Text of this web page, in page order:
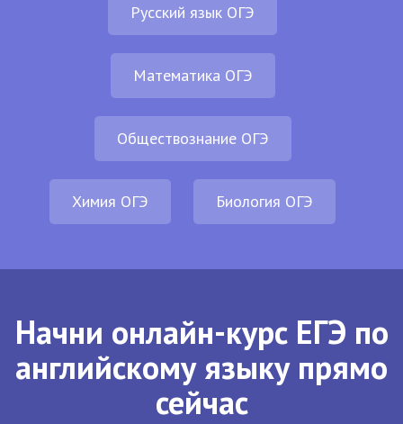
Русский язык ОГЭ
Математика ОГЭ
Обществознание ОГЭ
Химия ОГЭ Биология ОГЭ
Начни онлайн-курс ЕГЭ по
английскому языку прямо
сейчас